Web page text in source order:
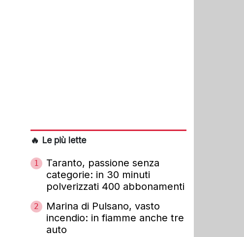
🔥 Le più lette
1
Taranto, passione senza
categorie: in 30 minuti
polverizzati 400 abbonamenti
2
Marina di Pulsano, vasto
incendio: in fiamme anche tre
auto